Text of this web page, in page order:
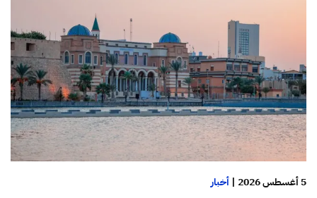
5 أغسطس 2026 | أخبار